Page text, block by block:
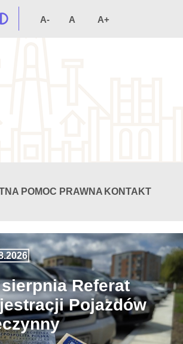
POMOC PRAWNA KONTAKT
Referat
Pojazdów